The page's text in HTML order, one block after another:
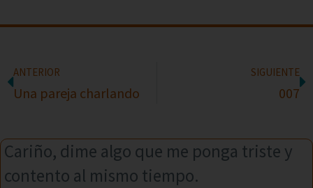
ANTERIOR
Una pareja charlando
SIGUIENTE
007
Cariño, dime algo que me ponga triste y
contento al mismo tiempo.